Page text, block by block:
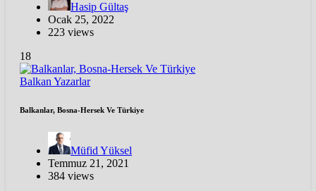
Hasip Gültaş
Ocak 25, 2022
223 views
18
BalkanYazarlar
Balkanlar, Bosna-Hersek Ve Türkiye
Müfid Yüksel
Temmuz 21, 2021
384 views